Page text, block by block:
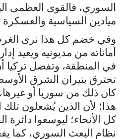
السوري، فالقوى العظمى
ميادين السياسية والعسكرة
وفي خضم كل هذا نرى
أماناته من مديونيه ويعيد
في المنطقة، وتفضل تركيا
تحترق بنيران الشرق
كان ذلك من سوريا أو
هذا؛ لأن الذين يُشعلون تلك
كل الأنحاء؛ ليوسعوا دائرة
نظام البعث السوري، كما